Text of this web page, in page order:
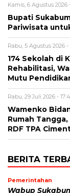
Kamis, 6 Agustus 2026
Bupati
Pariwisata
Rabu, 5 Agustus 2026 -
174 Sekolah di
Rehabilitasi,
Mutu
Rabu, 29 Juli 2026 -
Wamenko
Rumah
RDF TPA
BERITA
Pemerintahan
Wabup